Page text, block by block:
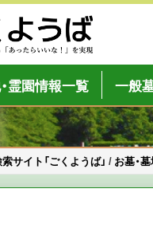
霊園検索サイト「ごくよ
近に
霊園情報一覧 一般
サイト「ごくようば」 / お墓・